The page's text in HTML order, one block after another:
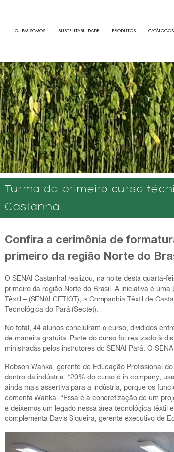
QUEM SOMOS SUSTENTABILIDADE PRODUTOS
Turma do primeiro curso
Castanhal
Confira a cerimônia de
primeiro da região Norte do
O SENAI Castanhal realizou, na noite desta quarta-
primeiro da região Norte do Brasil. A iniciativa é
Têxtil – (SENAI CETIQT), a Companhia Têxtil de
Tecnológica do Pará (Sectet).
No total, 44 alunos concluíram o curso, divididos
de maneira gratuita. Parte do curso foi realizado à
ministradas pelos instrutores do SENAI Pará. O
Robson Wanka, gerente de Educação Profissional
dentro da indústria. “20% do curso é in company,
ainda mais assertiva para a indústria, porque os
comenta Wanka. “Essa é a concretização de um
e deixemos um legado nessa área tecnológica têxtil
complementa Davis Siqueira, gerente executivo de